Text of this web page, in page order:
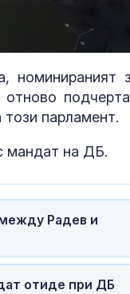
номинираният
парламент.
мандат на ДБ.
Радев и
отиде при ДБ